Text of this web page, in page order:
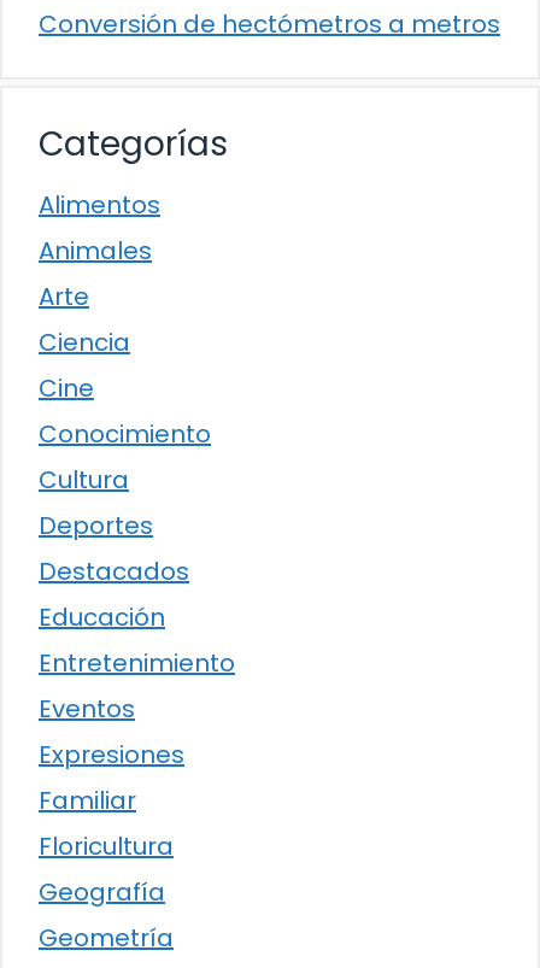
Conversión de hectómetros a metros
Categorías
Alimentos
Animales
Arte
Ciencia
Cine
Conocimiento
Cultura
Deportes
Destacados
Educación
Entretenimiento
Eventos
Expresiones
Familiar
Floricultura
Geografía
Geometría